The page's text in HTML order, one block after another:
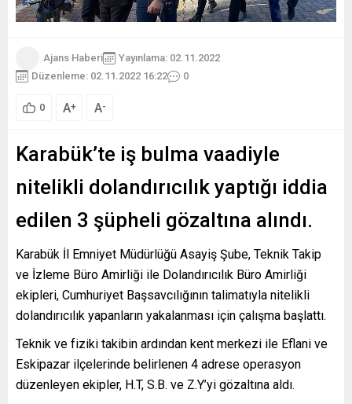
Ajans Haberi
Yayınlama: 02.11.2022
Düzenleme: 02.11.2022 16:22
0
0 A+ A-
Karabük’te iş bulma vaadiyle
nitelikli dolandırıcılık yaptığı iddia
edilen 3 şüpheli gözaltına alındı.
Karabük İl Emniyet Müdürlüğü Asayiş Şube, Teknik Takip
ve İzleme Büro Amirliği ile Dolandırıcılık Büro Amirliği
ekipleri, Cumhuriyet Başsavcılığının talimatıyla nitelikli
dolandırıcılık yapanların yakalanması için çalışma başlattı.
Teknik ve fiziki takibin ardından kent merkezi ile Eflani ve
Eskipazar ilçelerinde belirlenen 4 adrese operasyon
düzenleyen ekipler, H.T, S.B. ve Z.Y’yi gözaltına aldı.